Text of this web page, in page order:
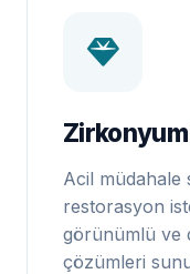
Acil müdahale
restorasyon
görünümlü ve
çözümleri